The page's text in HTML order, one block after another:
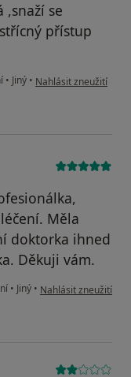
,snaží se
přístup
• Jiný • podle názoru
Nahlásit zneužití
Měla
doktorka ihned
Děkuji vám.
• Jiný • podle názoru
Nahlásit zneužití